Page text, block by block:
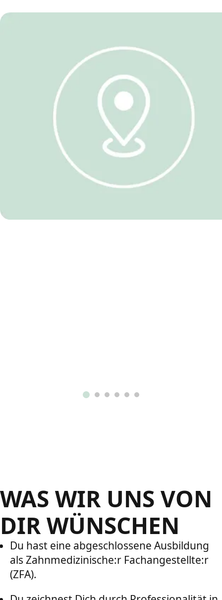
WAS WIR UNS VON
DIR WÜNSCHEN
Du hast eine abgeschlossene Ausbildung
als Zahnmedizinische:r Fachangestellte:r
(ZFA).